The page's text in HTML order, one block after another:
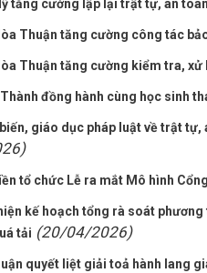
tăng cường lập lại trật tự, an
Thuận tăng cường công tác
Thuận tăng cường kiểm tra, xử
đồng hành cùng học sinh
giáo dục pháp luật về trật
tổ chức Lễ ra mắt Mô hình
kế hoạch tổng rà soát
tải (20/04/2026)
quyết liệt giải toả hành lang